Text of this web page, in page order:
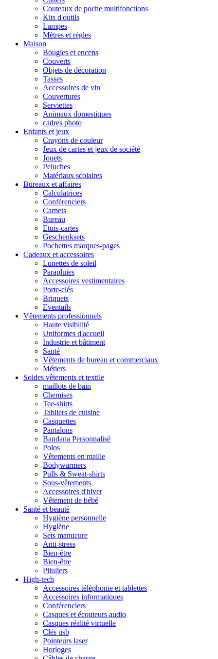
Couteaux de poche multifonctions
Kits d'outils
Lampes
Mètres et règles
Maison
Bougies et encens
Couverts
Objets de décoration
Tasses
Accessoires de vin
Couvertures
Serviettes
Animaux domestiques
cadres photo
Enfants et jeux
Crayons de couleur
Jeux de cartes et jeux de société
Jouets
Peluches
Matériaux scolaires
Bureaux et affaires
Calculatrices
Conférenciers
Carnets
Bureau
Etuis-cartes
Geschenksets
Pochettes marques-pages
Cadeaux et accessoires
Lunettes de soleil
Parapluies
Accessoires vestimentaires
Porte-clés
Briquets
Eventails
Vêtements professionnels
Haute visibilité
Uniformes d'accueil
Industrie et bâtiment
Santé
Vêtements de bureau et commerciaux
Métiers
Soldes vêtements et textile
maillots de bain
Chemises
Tee-shirts
Tabliers de cuisine
Casquettes
Pantalons
Bandana Personnalisé
Polos
Vêtements en maille
Bodywarmers
Pulls & Sweat-shirts
Sous-vêtements
Accessoires d'hiver
Vêtement de bébé
Santé et beauté
Hygiène personnelle
Hygiène
Sets manucure
Anti-stress
Bien-être
Bien-être
Piluliers
High-tech
Accessoires téléphonie et tablettes
Accessoires informatiques
Conférenciers
Casques et écouteurs audio
Casques réalité virtuelle
Clés usb
Pointeurs laser
Horloges